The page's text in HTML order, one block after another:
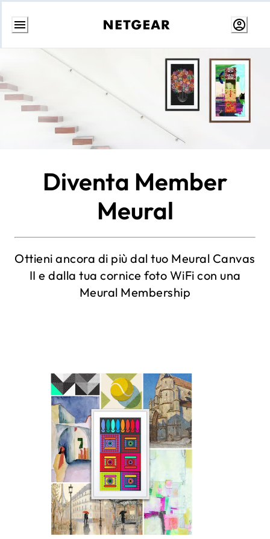
Passa
Diventa Member
Meural
Ottieni ancora di più dal tuo Meural Canvas
II e dalla tua cornice foto WiFi con una
Meural Membership